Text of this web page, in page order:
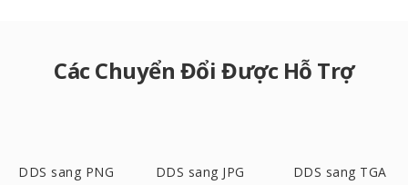
Các Chuyển Đổi Được Hỗ Trợ
DDS sang PNG DDS sang JPG DDS sang TGA